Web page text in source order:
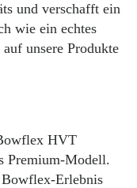
und verschafft ein
wie ein echtes
unsere Produkte
HVT
Premium-Modell.
Bowflex-Erlebnis